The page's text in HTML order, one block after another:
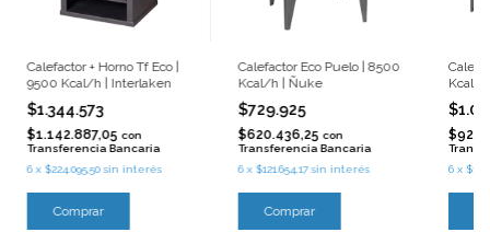
Calefactor + Horno Tf Eco |
9500 Kcal/h | Interlaken
$1.344.573
$1.142.887,05 con
Transferencia Bancaria
6 x $224.095,50 sin interés
Comprar
Calefactor Eco Puelo | 8500
Kcal/h | Ñuke
$729.925
$620.436,25 con
Transferencia Bancaria
6 x $121.654,17 sin interés
Comprar
Kcal/
6 x